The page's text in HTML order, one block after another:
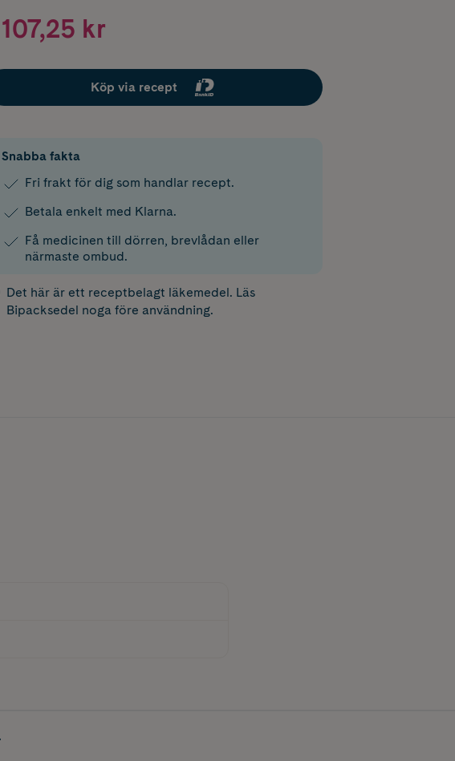
107,25 kr
Köp via recept
Snabba fakta
Fri frakt för dig som handlar recept.
Betala enkelt med Klarna.
Få medicinen till dörren, brevlådan eller
närmaste ombud.
Det här är ett receptbelagt läkemedel. Läs
Bipacksedel noga före användning.